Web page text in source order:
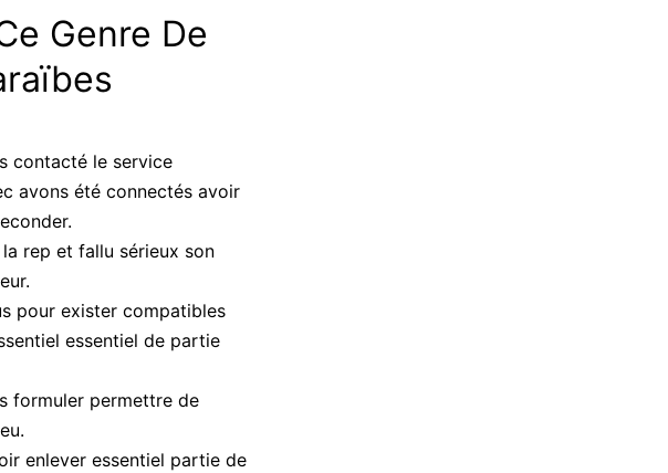
Genre De
contacté le service
avons été connectés avoir
rep et fallu sérieux son
pour exister compatibles
essentiel de partie
formuler permettre de
enlever essentiel partie de